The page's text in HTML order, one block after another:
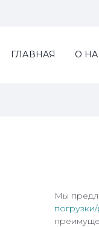
ГЛАВНАЯ О
Мы